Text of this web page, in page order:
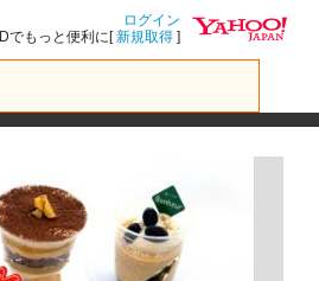
ログイン
IDでもっと便利に[新規取得 ]